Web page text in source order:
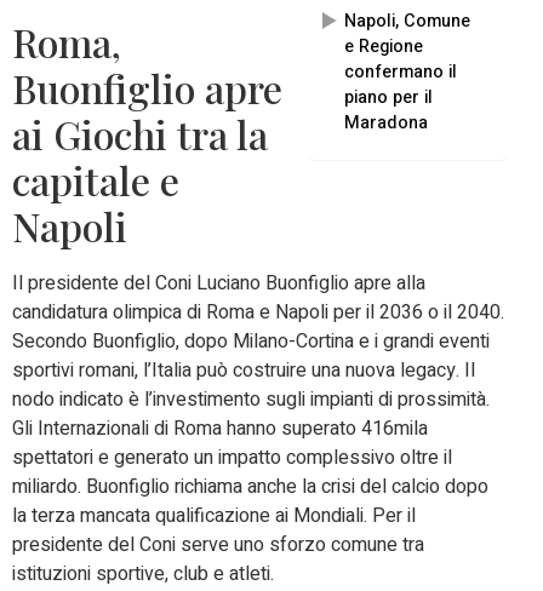
Napoli, Comune
e Regione
confermano il
piano per il
Maradona
Roma,
Buonfiglio apre
ai Giochi tra la
capitale e
Napoli
Il presidente del Coni Luciano Buonfiglio apre alla
candidatura olimpica di Roma e Napoli per il 2036 o il 2040.
Secondo Buonfiglio, dopo Milano-Cortina e i grandi eventi
sportivi romani, l’Italia può costruire una nuova legacy. Il
nodo indicato è l’investimento sugli impianti di prossimità.
Gli Internazionali di Roma hanno superato 416mila
spettatori e generato un impatto complessivo oltre il
miliardo. Buonfiglio richiama anche la crisi del calcio dopo
la terza mancata qualificazione ai Mondiali. Per il
presidente del Coni serve uno sforzo comune tra
istituzioni sportive, club e atleti.